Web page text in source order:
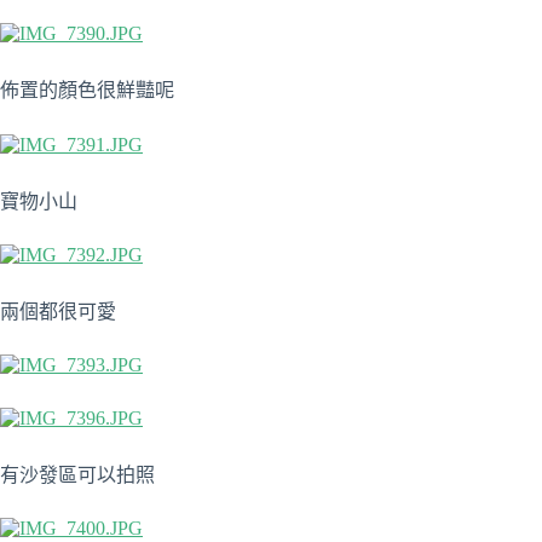
佈置的顏色很鮮豔呢
寶物小山
兩個都很可愛
有沙發區可以拍照